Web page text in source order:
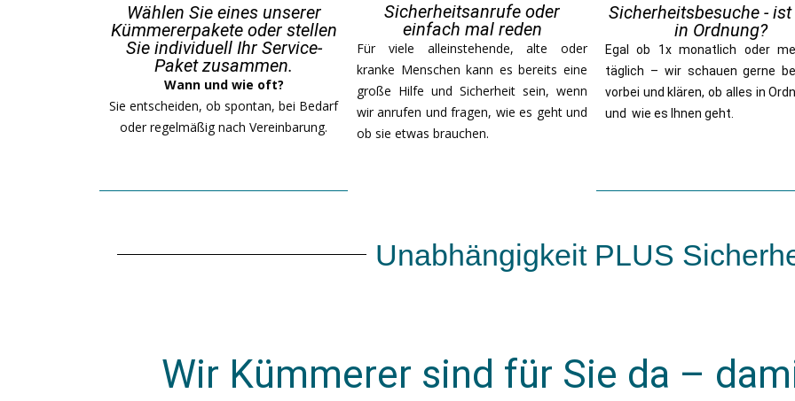
Wählen Sie eines unserer
Kümmererpakete oder stellen
Sie individuell Ihr Service-
Paket zusammen.
Wann und wie oft?
Sie entscheiden, ob spontan, bei Bedarf
oder regelmäßig nach Vereinbarung.
Sicherheitsanrufe oder
einfach mal reden
Für viele alleinstehende, alte oder
kranke Menschen kann es bereits eine
große Hilfe und Sicherheit sein, wenn
wir anrufen und fragen, wie es geht und
ob sie etwas brauchen.
Sicherheitsbesuche -
in Ordnung?
Egal ob 1x monatlich oder
täglich – wir schauen gerne
vorbei und klären, ob alles in
und wie es Ihnen geht.
Unabhängigkeit PLUS
Wir Kümmerer sind für Sie da –